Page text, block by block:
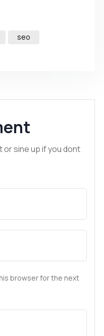
seo
or sine up if you dont
browser for the next